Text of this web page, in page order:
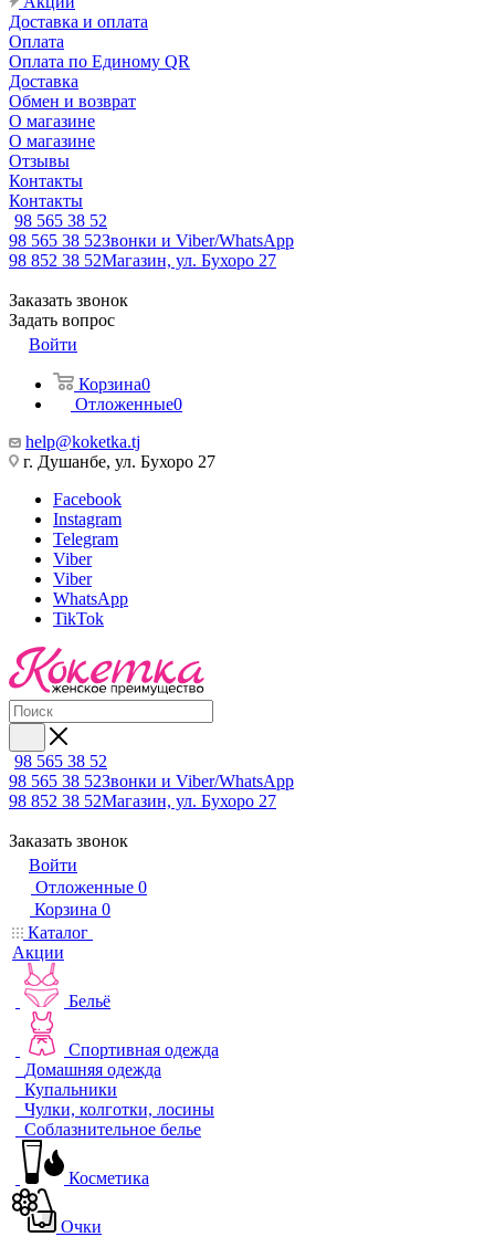
Доставка и оплата
Оплата
Оплата по Единому QR
Доставка
Обмен и возврат
О магазине
О магазине
Отзывы
Контакты
Контакты
98 565 38 52
98 565 38 52Звонки и Viber/WhatsApp
98 852 38 52Магазин, ул. Бухоро 27
Заказать звонок
Задать вопрос
Войти
Корзина0
Отложенные0
help@koketka.tj
г. Душанбе, ул. Бухоро 27
Facebook
Instagram
Telegram
Viber
Viber
WhatsApp
TikTok
98 565 38 52
98 565 38 52Звонки и Viber/WhatsApp
98 852 38 52Магазин, ул. Бухоро 27
Заказать звонок
Войти
Отложенные 0
Корзина 0
Каталог
Акции
Бельё
Спортивная одежда
Домашняя одежда
Купальники
Чулки, колготки, лосины
Соблазнительное белье
Косметика
Очки